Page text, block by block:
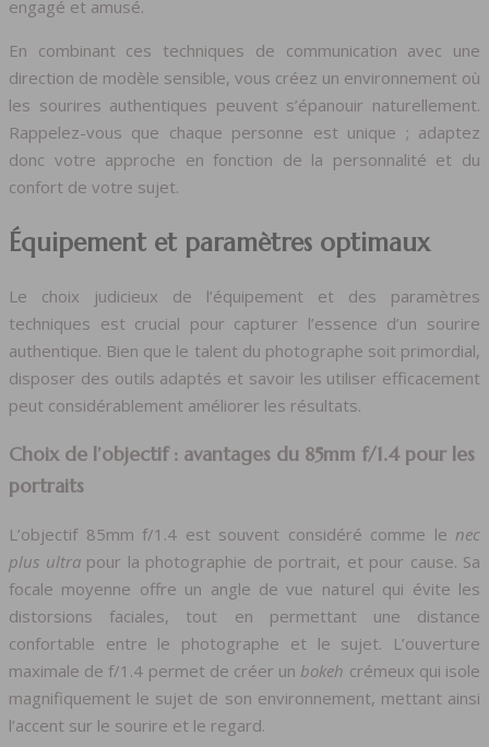
engagé et amusé.
En combinant ces techniques de communication avec une
direction de modèle sensible, vous créez un environnement où
les sourires authentiques peuvent s’épanouir naturellement.
Rappelez-vous que chaque personne est unique ; adaptez
donc votre approche en fonction de la personnalité et du
confort de votre sujet.
Équipement et paramètres optimaux
Le choix judicieux de l’équipement et des paramètres
techniques est crucial pour capturer l’essence d’un sourire
authentique. Bien que le talent du photographe soit primordial,
disposer des outils adaptés et savoir les utiliser efficacement
peut considérablement améliorer les résultats.
Choix de l’objectif : avantages du 85mm f/1.4 pour les
portraits
L’objectif 85mm f/1.4 est souvent considéré comme le nec
plus ultra pour la photographie de portrait, et pour cause. Sa
focale moyenne offre un angle de vue naturel qui évite les
distorsions faciales, tout en permettant une distance
confortable entre le photographe et le sujet. L’ouverture
maximale de f/1.4 permet de créer unbokeh crémeux qui isole
magnifiquement le sujet de son environnement, mettant ainsi
l’accent sur le sourire et le regard.